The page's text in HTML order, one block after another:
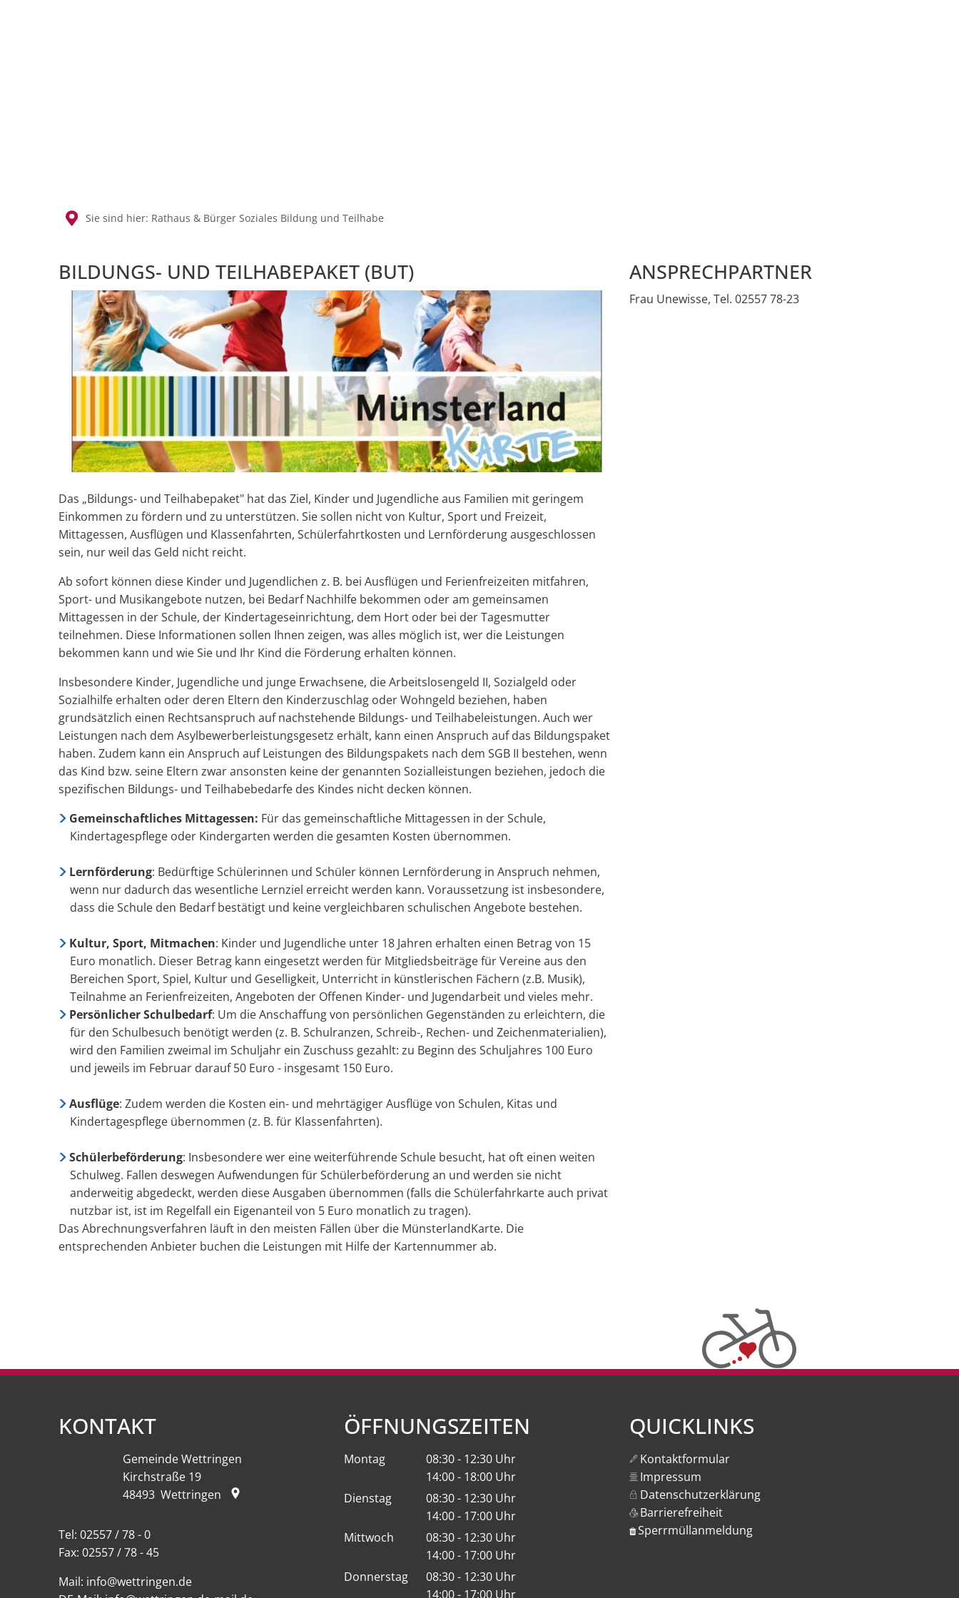
Sie sind hier: Rathaus & Bürger Soziales Bildung und Teilhabe
Bildung
Teilhabe
BILDUNGS- UND TEILHABEPAKET (BUT)
Das „Bildungs- und Teilhabepaket" hat das Ziel, Kinder und Jugendliche aus Familien mit geringem
Einkommen zu fördern und zu unterstützen. Sie sollen nicht von Kultur, Sport und Freizeit,
Mittagessen, Ausflügen und Klassenfahrten, Schülerfahrtkosten und Lernförderung ausgeschlossen
sein, nur weil das Geld nicht reicht.
Ab sofort können diese Kinder und Jugendlichen z. B. bei Ausflügen und Ferienfreizeiten mitfahren,
Sport- und Musikangebote nutzen, bei Bedarf Nachhilfe bekommen oder am gemeinsamen
Mittagessen in der Schule, der Kindertageseinrichtung, dem Hort oder bei der Tagesmutter
teilnehmen. Diese Informationen sollen Ihnen zeigen, was alles möglich ist, wer die Leistungen
bekommen kann und wie Sie und Ihr Kind die Förderung erhalten können.
Insbesondere Kinder, Jugendliche und junge Erwachsene, die Arbeitslosengeld II, Sozialgeld oder
Sozialhilfe erhalten oder deren Eltern den Kinderzuschlag oder Wohngeld beziehen, haben
grundsätzlich einen Rechtsanspruch auf nachstehende Bildungs- und Teilhabeleistungen. Auch wer
Leistungen nach dem Asylbewerberleistungsgesetz erhält, kann einen Anspruch auf das Bildungspaket
haben. Zudem kann ein Anspruch auf Leistungen des Bildungspakets nach dem SGB II bestehen, wenn
das Kind bzw. seine Eltern zwar ansonsten keine der genannten Sozialleistungen beziehen, jedoch die
spezifischen Bildungs- und Teilhabebedarfe des Kindes nicht decken können.
Gemeinschaftliches Mittagessen: Für das gemeinschaftliche Mittagessen in der Schule,
Kindertagespflege oder Kindergarten werden die gesamten Kosten übernommen.
Lernförderung: Bedürftige Schülerinnen und Schüler können Lernförderung in Anspruch nehmen,
wenn nur dadurch das wesentliche Lernziel erreicht werden kann. Voraussetzung ist insbesondere,
dass die Schule den Bedarf bestätigt und keine vergleichbaren schulischen Angebote bestehen.
Kultur, Sport, Mitmachen: Kinder und Jugendliche unter 18 Jahren erhalten einen Betrag von 15
Euro monatlich. Dieser Betrag kann eingesetzt werden für Mitgliedsbeiträge für Vereine aus den
Bereichen Sport, Spiel, Kultur und Geselligkeit, Unterricht in künstlerischen Fächern (z.B. Musik),
Teilnahme an Ferienfreizeiten, Angeboten der Offenen Kinder- und Jugendarbeit und vieles mehr.
Persönlicher Schulbedarf: Um die Anschaffung von persönlichen Gegenständen zu erleichtern, die
für den Schulbesuch benötigt werden (z. B. Schulranzen, Schreib-, Rechen- und Zeichenmaterialien),
wird den Familien zweimal im Schuljahr ein Zuschuss gezahlt: zu Beginn des Schuljahres 100 Euro
und jeweils im Februar darauf 50 Euro - insgesamt 150 Euro.
Ausflüge: Zudem werden die Kosten ein- und mehrtägiger Ausflüge von Schulen, Kitas und
Kindertagespflege übernommen (z. B. für Klassenfahrten).
Schülerbeförderung: Insbesondere wer eine weiterführende Schule besucht, hat oft einen weiten
Schulweg. Fallen deswegen Aufwendungen für Schülerbeförderung an und werden sie nicht
anderweitig abgedeckt, werden diese Ausgaben übernommen (falls die Schülerfahrkarte auch privat
nutzbar ist, ist im Regelfall ein Eigenanteil von 5 Euro monatlich zu tragen).
Das Abrechnungsverfahren läuft in den meisten Fällen über die MünsterlandKarte. Die
entsprechenden Anbieter buchen die Leistungen mit Hilfe der Kartennummer ab.
ANSPRECHPARTNER
Frau Unewisse, Tel. 02557 78-23
KONTAKT
Gemeinde Wettringen
Kirchstraße 19
48493 Wettringen
Tel: 02557 / 78 - 0
Fax: 02557 / 78 - 45
Mail: info@wettringen.de
ÖFFNUNGSZEITEN
Montag 08:30- 12:30 Uhr
Von 08:30 bis 12:30 Uhr
14:00- 18:00 Uhr
Von 14:00 bis 18:00 Uhr
Dienstag 08:30- 12:30 Uhr
Von 08:30 bis 12:30 Uhr
14:00- 17:00 Uhr
Von 14:00 bis 17:00 Uhr
Mittwoch 08:30- 12:30 Uhr
Von 08:30 bis 12:30 Uhr
14:00- 17:00 Uhr
Von 14:00 bis 17:00 Uhr
Donnerstag 08:30- 12:30 Uhr
Von 08:30 bis 12:30 Uhr
14:00- 17:00 Uhr
QUICKLINKS
Kontaktformular
Impressum
Datenschutzerklärung
Barrierefreiheit
Sperrmüllanmeldung